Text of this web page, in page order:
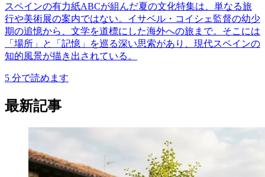
スペインの有力紙ABCが組んだ夏の文化特集は、単なる旅
行や美術展の案内ではない。イサベル・コイシェ監督の幼少
期の追憶から、文学を道標にした海外への旅まで。そこには
「場所」と「記憶」を巡る深い思索があり、現代スペインの
知的風景が描き出されている。
5 分で読めます
最新記事